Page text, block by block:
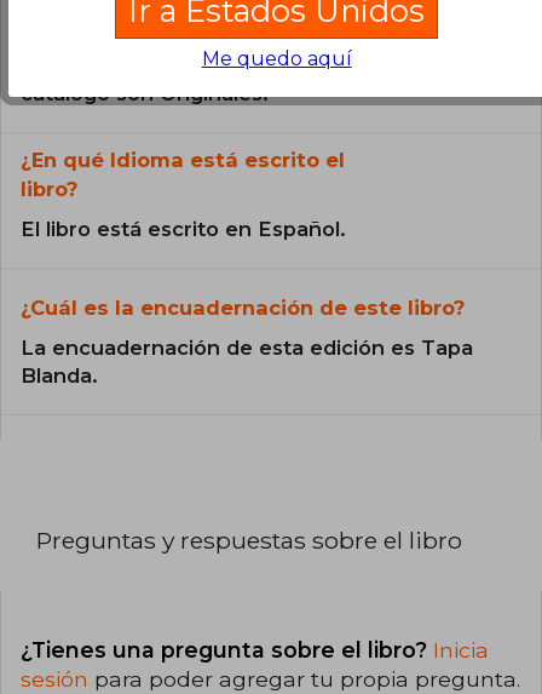
¿El libro es original?
Todos los libros de nuestro
catálogo son Originales.
¿En qué Idioma está escrito el
libro?
El libro está escrito en Español.
¿Cuál es la encuadernación de este libro?
La encuadernación de esta edición es Tapa
Blanda.
Preguntas y respuestas sobre el libro
¿Tienes una pregunta sobre el libro? Inicia
sesión para poder agregar tu propia pregunta.
Ir a Estados Unidos
Me quedo aquí